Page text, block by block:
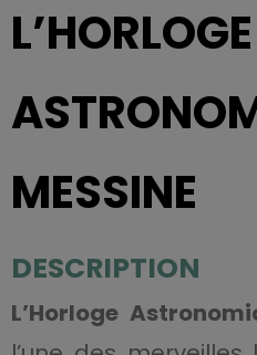
L’HORLOGE
MESSINE
DESCRIPTION
L’Horloge